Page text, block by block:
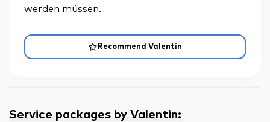
Recommend Valentin
werden müssen.
Service packages by Valentin: